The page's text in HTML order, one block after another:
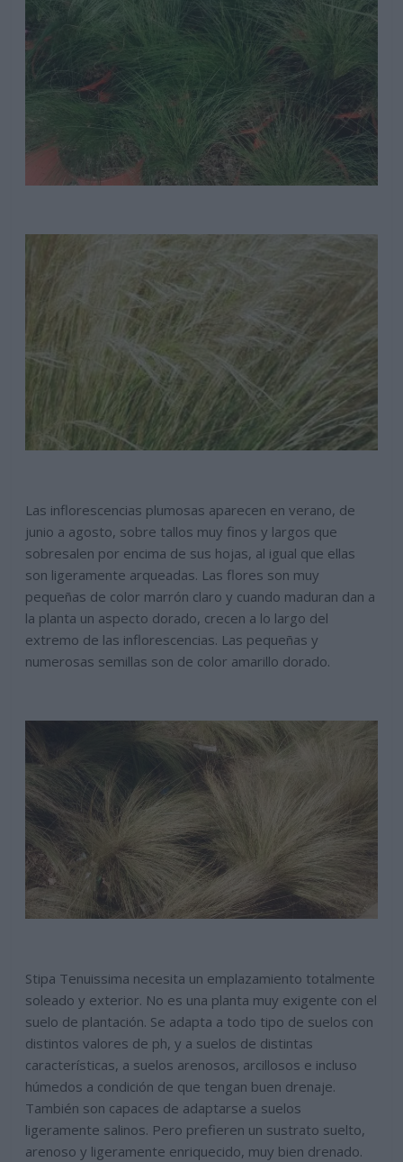
Las inflorescencias plumosas aparecen en verano, de
junio a agosto, sobre tallos muy finos y largos que
sobresalen por encima de sus hojas, al igual que ellas
son ligeramente arqueadas. Las flores son muy
pequeñas de color marrón claro y cuando maduran dan a
la planta un aspecto dorado, crecen a lo largo del
extremo de las inflorescencias. Las pequeñas y
numerosas semillas son de color amarillo dorado.
Stipa Tenuissima necesita un emplazamiento totalmente
soleado y exterior. No es una planta muy exigente con el
suelo de plantación. Se adapta a todo tipo de suelos con
distintos valores de ph, y a suelos de distintas
características, a suelos arenosos, arcillosos e incluso
húmedos a condición de que tengan buen drenaje.
También son capaces de adaptarse a suelos
ligeramente salinos. Pero prefieren un sustrato suelto,
arenoso y ligeramente enriquecido, muy bien drenado.